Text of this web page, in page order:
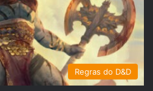
Regras do D&D